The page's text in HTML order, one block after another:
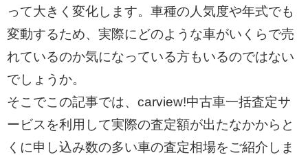
って大きく変化します。車種の人気度や年式でも
変動するため、実際にどのような車がいくらで売
れているのか気になっている方もいるのではない
でしょうか。
そこでこの記事では、carview!中古車一括査定サ
ービスを利用して実際の査定額が出たなかからと
くに申し込み数の多い車の査定相場をご紹介しま